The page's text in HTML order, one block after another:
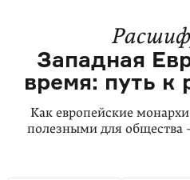
Западная
время: путь к
Как европейские
полезными для общества